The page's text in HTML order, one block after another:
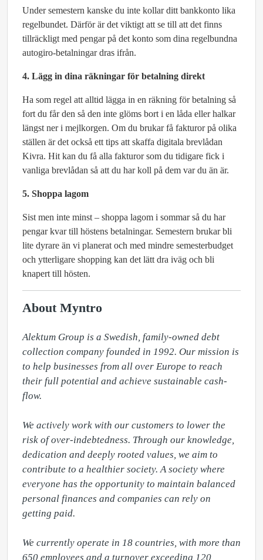
Under semestern kanske du inte kollar ditt bankkonto lika
regelbundet. Därför är det viktigt att se till att det finns
tillräckligt med pengar på det konto som dina regelbundna
autogiro-betalningar dras ifrån.
4. Lägg in dina räkningar för betalning direkt
Ha som regel att alltid lägga in en räkning för betalning så
fort du får den så den inte glöms bort i en låda eller halkar
längst ner i mejlkorgen. Om du brukar få fakturor på olika
ställen är det också ett tips att skaffa digitala brevlådan
Kivra. Hit kan du få alla fakturor som du tidigare fick i
vanliga brevlådan så att du har koll på dem var du än är.
5. Shoppa lagom
Sist men inte minst – shoppa lagom i sommar så du har
pengar kvar till höstens betalningar. Semestern brukar bli
lite dyrare än vi planerat och med mindre semesterbudget
och ytterligare shopping kan det lätt dra iväg och bli
knapert till hösten.
About Myntro
Alektum Group is a Swedish, family-owned debt
collection company founded in 1992. Our mission is
to help businesses from all over Europe to reach
their full potential and achieve sustainable cash-
flow.
We actively work with our customers to lower the
risk of over-indebtedness. Through our knowledge,
dedication and deeply rooted values, we aim to
contribute to a healthier society. A society where
everyone has the opportunity to maintain balanced
personal finances and companies can rely on
getting paid.
We currently operate in 18 countries, with more than
650 employees and a turnover exceeding 120